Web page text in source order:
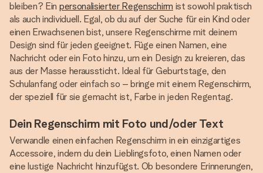
bleiben? Ein personalisierter Regenschirm ist sowohl praktisch
als auch individuell. Egal, ob du auf der Suche für ein Kind oder
einen Erwachsenen bist, unsere Regenschirme mit deinem
Design sind für jeden geeignet. Füge einen Namen, eine
Nachricht oder ein Foto hinzu, um ein Design zu kreieren, das
aus der Masse heraussticht. Ideal für Geburtstage, den
Schulanfang oder einfach so – bringe mit einem Regenschirm,
der speziell für sie gemacht ist, Farbe in jeden Regentag.
Dein Regenschirm mit Foto und/oder Text
Verwandle einen einfachen Regenschirm in ein einzigartiges
Accessoire, indem du dein Lieblingsfoto, einen Namen oder
eine lustige Nachricht hinzufügst. Ob besondere Erinnerungen,